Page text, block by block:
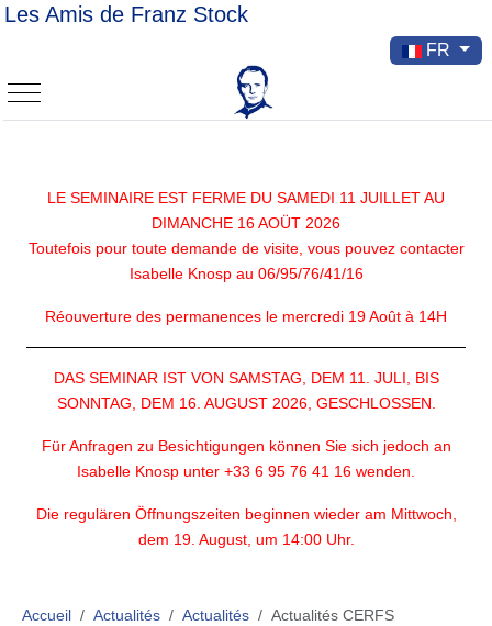
Les Amis de Franz Stock
Sélectionnez
FR
Mobile Menu Toggle
LE SEMINAIRE EST FERME DU SAMEDI 11 JUILLET AU
DIMANCHE 16 AOÜT 2026
Toutefois pour toute demande de visite, vous pouvez contacter
Isabelle Knosp au 06/95/76/41/16
Réouverture des permanences le mercredi 19 Août à 14H
DAS SEMINAR IST VON SAMSTAG, DEM 11. JULI, BIS
SONNTAG, DEM 16. AUGUST 2026, GESCHLOSSEN.
Für Anfragen zu Besichtigungen können Sie sich jedoch an
Isabelle Knosp unter +33 6 95 76 41 16 wenden.
Die regulären Öffnungszeiten beginnen wieder am Mittwoch,
dem 19. August, um 14:00 Uhr.
Accueil Actualités Actualités Actualités CERFS